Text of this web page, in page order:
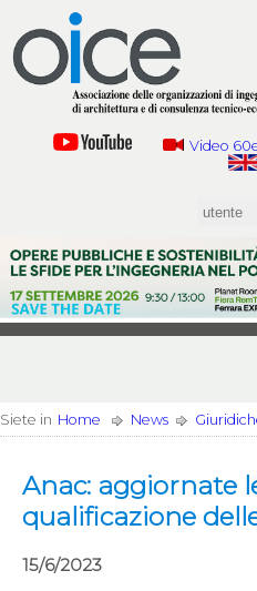
Video
Siete in Home News
Anac: aggiornate
qualificazione
15/6/2023